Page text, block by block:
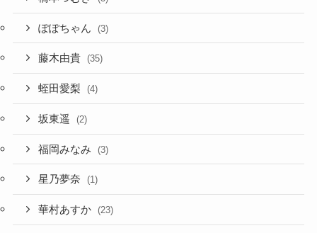
ぽぽちゃん (3)
藤木由貴 (35)
蛭田愛梨 (4)
坂東遥 (2)
福岡みなみ (3)
星乃夢奈 (1)
華村あすか (23)